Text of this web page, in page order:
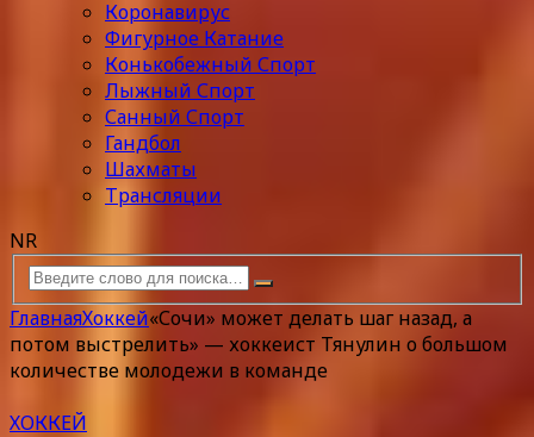
Коронавирус
Фигурное Катание
Конькобежный Спорт
Лыжный Спорт
Санный Спорт
Гандбол
Шахматы
Трансляции
NR
ГлавнаяХоккей«Сочи» может делать шаг назад, а
потом выстрелить» — хоккеист Тянулин о большом
количестве молодежи в команде
ХОККЕЙ